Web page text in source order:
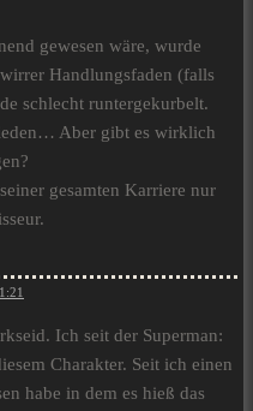
gewesen wäre, wurde
Handlungsfaden (falls
schlecht runtergekurbelt.
Aber gibt es wirklich
gesamten Karriere nur
Ich seit der Superman:
Charakter. Seit ich einen
habe in dem es hieß das